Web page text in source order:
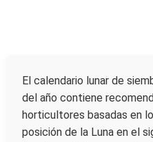
El calendario lunar de
del año contiene
horticultores basadas en
posición de la Luna en el